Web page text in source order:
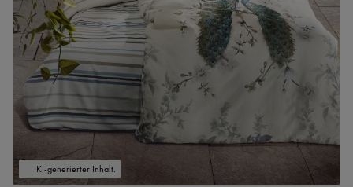
KI-generierter Inhalt.